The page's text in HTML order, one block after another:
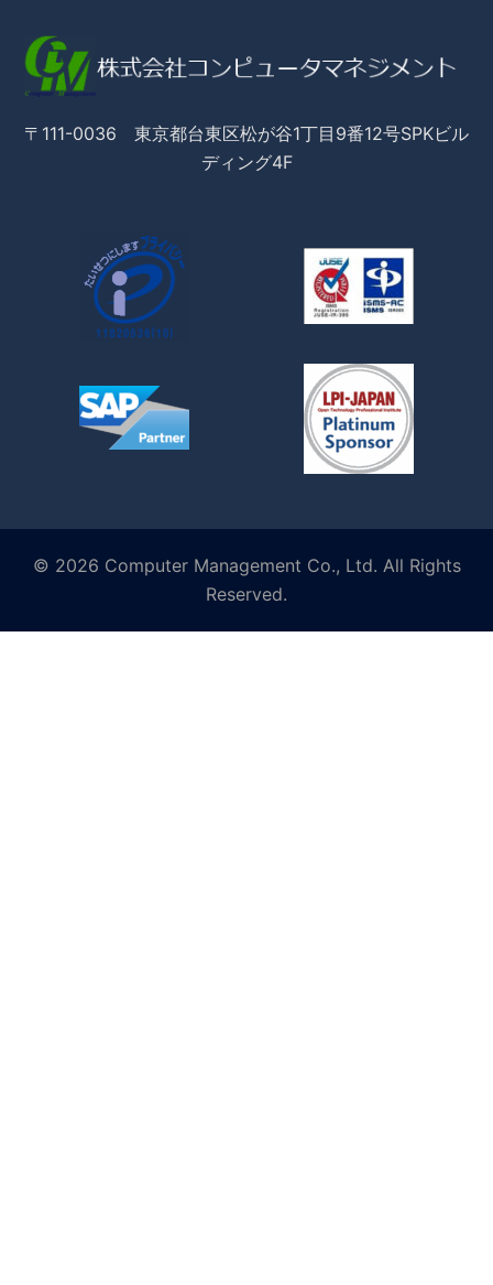
〒111-0036 東京都台東区松が谷1丁目9番12号SPKビル
ディング4F
© 2026 Computer Management Co., Ltd. All Rights
Reserved.